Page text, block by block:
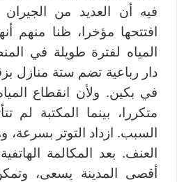
فيه أن العديد من الجيران
افتتحها مؤخرا، ظنا منهم
المياه لفترة طويلة في
دار رباعية تضم ستة منازل
في بكين. ولأن انقطاع
متكررا، بينما المكتبة لم
السبب. ازداد التوتر بسرعة،
العنف. بعد المكالمة
أقصى المدينة يسعى،